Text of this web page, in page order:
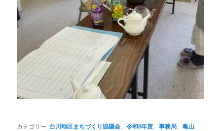
カテゴリー: 白川地区まちづくり協議会 、令和8年度 、事務局 、亀山